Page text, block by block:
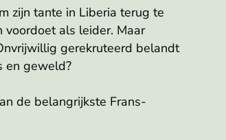
zijn tante in Liberia terug te
voordoet als leider. Maar
gerekruteerd belandt
en geweld?
de belangrijkste Frans-